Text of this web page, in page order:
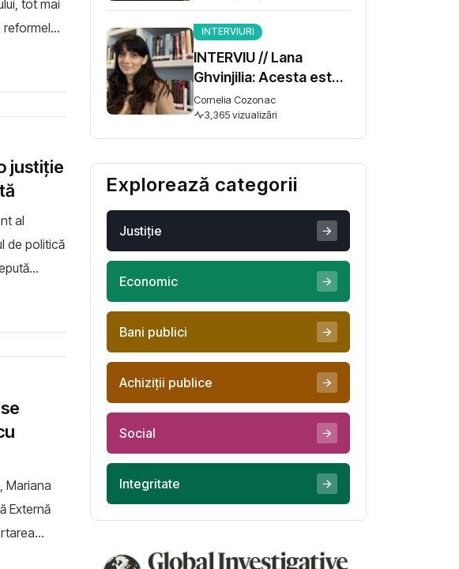
reformelor
justiție
al
de politică
Mariana
Externă
INTERVIURI
INTERVIU // Lana
Ghvinjilia: Acesta este
și războiul nostru. Fără
victoria Ucrainei,
Georgia nu se poate
Cornelia Cozonac
3,365 vizualizări
Explorează categorii
Justiţie
Economic
Bani publici
Achiziţii publice
Social
Integritate